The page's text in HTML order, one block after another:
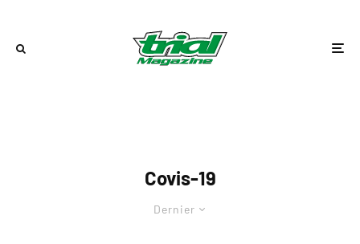
Covis-19
Dernier